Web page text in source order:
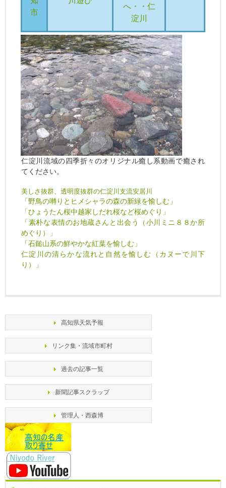
市
へ・・仁
淀川
仁淀川流域の四季折々のオリジナル癒し系動画で癒され
てください。
美しさ抜群、透明度抜群の仁淀川支流安居川
「野鳥の囀りとヒメシャラの森の新緑を愉しむ」
「ひょうたん桜中越家しだれ桜など桜めぐり」
「素朴な表情のお地蔵さんと出会う（小川ミニ８８か所
めぐり）」
「石鎚山系の鮮やかな紅葉を愉しむ」
仁淀川の清らかな流れと自然を愉しむ（カヌーで川下
り）」
高知県天気予報
リンク集・流域市町村
過去の記事一覧
新聞記事スクラップ
管理人・西森博